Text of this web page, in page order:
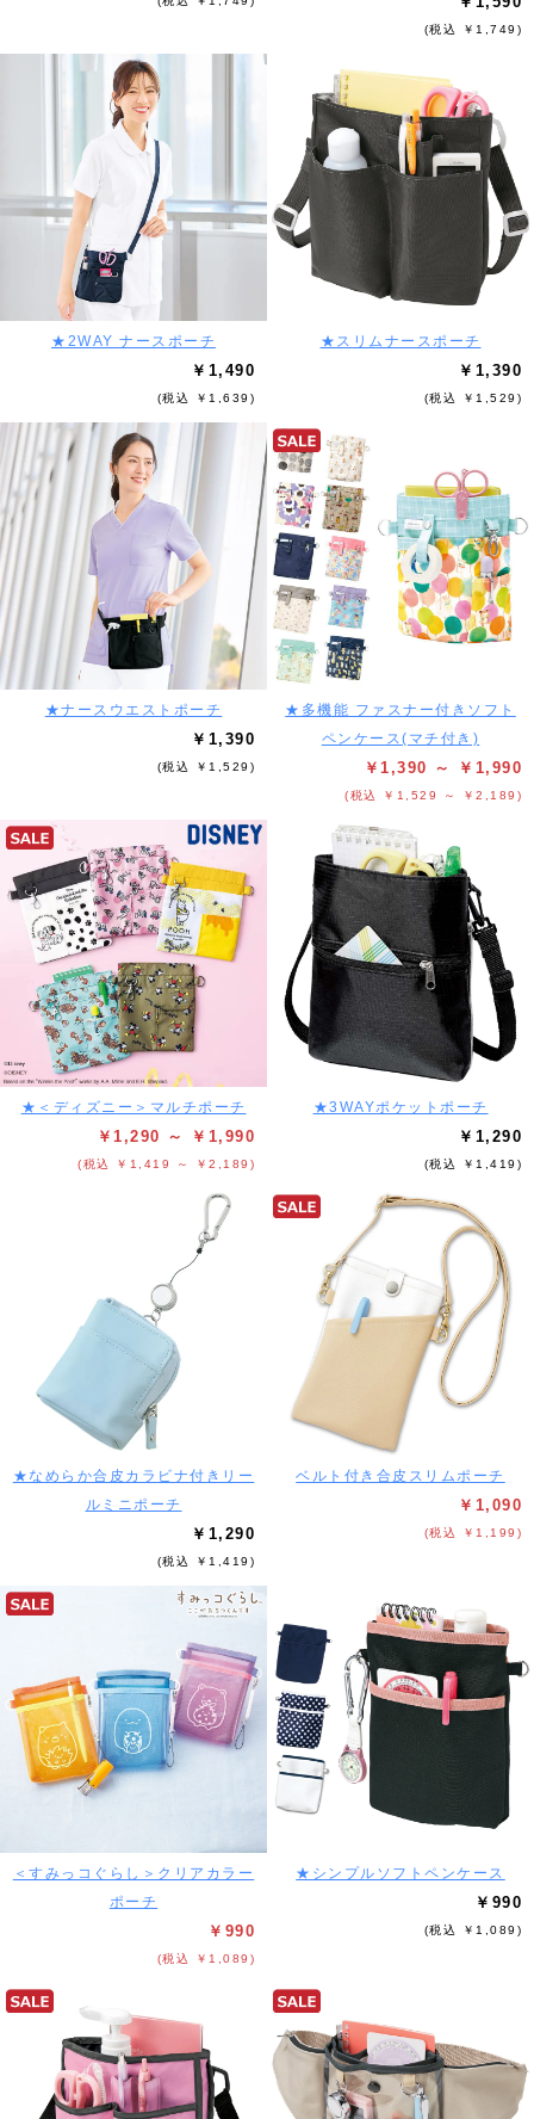
(税込 ￥1,749)
★2WAY ナースポーチ
￥1,490
(税込 ￥1,639)
★スリムナースポーチ
￥1,390
(税込 ￥1,529)
★ナースウエストポーチ
￥1,390
(税込 ￥1,529)
★多機能 ファスナー付きソフト
ペンケース(マチ付き)
￥1,390 ～ ￥1,990
(税込 ￥1,529 ～ ￥2,189)
★＜ディズニー＞マルチポーチ
￥1,290 ～ ￥1,990
(税込 ￥1,419 ～ ￥2,189)
★3WAYポケットポーチ
￥1,290
(税込 ￥1,419)
★なめらか合皮カラビナ付きリー
ルミニポーチ
￥1,290
(税込 ￥1,419)
ベルト付き合皮スリムポーチ
￥1,090
(税込 ￥1,199)
＜すみっコぐらし＞クリアカラー
ポーチ
￥990
(税込 ￥1,089)
★シンプルソフトペンケース
￥990
(税込 ￥1,089)